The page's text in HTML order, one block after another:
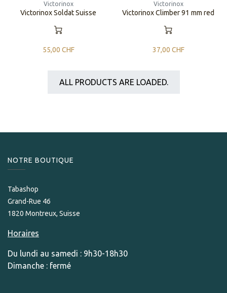
Victorinox
Victorinox Soldat Suisse
55,00 CHF
Victorinox
Victorinox Climber 91 mm red
37,00 CHF
ALL PRODUCTS ARE LOADED.
NOTRE BOUTIQUE
Tabashop
Grand-Rue 46
1820 Montreux, Suisse
Horaires
Du lundi au samedi : 9h30-18h30
Dimanche : fermé